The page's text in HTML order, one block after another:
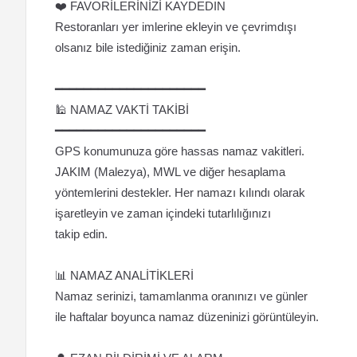
❤️ FAVORİLERİNİZİ KAYDEDIN
Restoranları yer imlerine ekleyin ve çevrimdışı
olsanız bile istediğiniz zaman erişin.
━━━━━━━━━━━━━━━━━━━━━
🕌 NAMAZ VAKTİ TAKİBİ
━━━━━━━━━━━━━━━━━━━━━
GPS konumunuza göre hassas namaz vakitleri.
JAKIM (Malezya), MWL ve diğer hesaplama
yöntemlerini destekler. Her namazı kılındı olarak
işaretleyin ve zaman içindeki tutarlılığınızı
takip edin.
📊 NAMAZ ANALİTİKLERİ
Namaz serinizi, tamamlanma oranınızı ve günler
ile haftalar boyunca namaz düzeninizi görüntüleyin.